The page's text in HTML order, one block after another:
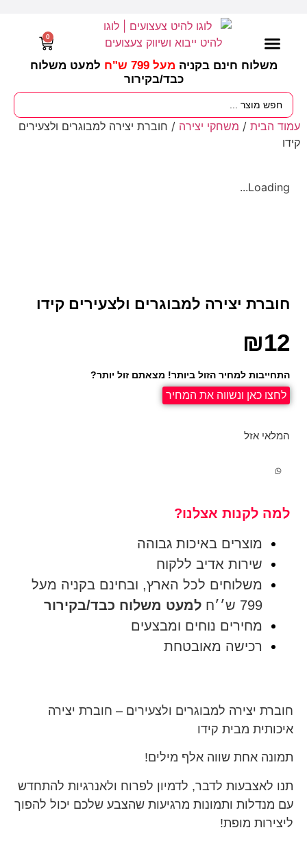
משלוח חינם בקניה מעל 799 ש"ח
למעט משלוח
כבד/בקירור
0
עמוד הבית / משחקי יצירה / חוברת יצירה למבוגרים ולצעירים
קידו
Loading...
חוברת יצירה למבוגרים ולצעירים קידו
₪12
התחייבות למחיר הזול ביותר! מצאתם זול יותר?
לחצו כאן ונשווה את המחיר
המלאי אזל
למה לקנות אצלנו?
מוצרים באיכות גבוהה
שירות אדיב ללקוח
משלוחים לכל הארץ, ובחינם בקניה מעל
799 ש׳׳ח
למעט משלוח כבד/בקירור
מחירים נוחים ומבצעים
רכישה מאובטחת
חוברת יצירה למבוגרים ולצעירים – חוברת יצירה
איכותית מבית קידו
תמונה אחת שווה אלף מילים!
תנו לאצבעות לדבר, לדמיון לפרוח ולאנרגיות להתחדש
עם מנדלות ותמונות מרגיעות שהצבע שלכם יכול להפוך
ליצירות מופת!